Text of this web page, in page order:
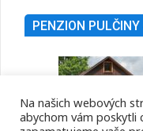
PENZION PULČINY
Na našich webových
abychom vám poskytli